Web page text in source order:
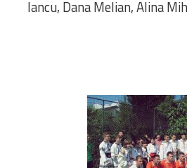
Iancu, Dana Melian, Alina